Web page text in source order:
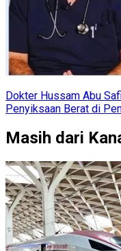
Dokter Hussam Abu
Penyiksaan Berat di
Masih dari